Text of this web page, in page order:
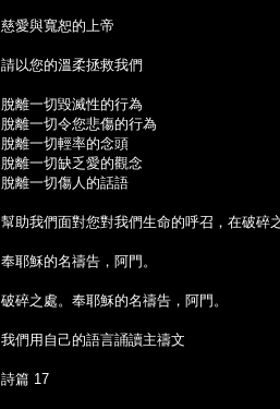
慈愛與寬恕的上帝
請以您的溫柔拯救我們
脫離一切毀滅性的行為
脫離一切令您悲傷的行為
脫離一切輕率的念頭
脫離一切缺乏愛的觀念
脫離一切傷人的話語
幫助我們面對您對我們生命的呼召，在破碎
奉耶穌的名禱告，阿門。
破碎之處。奉耶穌的名禱告，阿門。
我們用自己的語言誦讀主禱文
詩篇 17